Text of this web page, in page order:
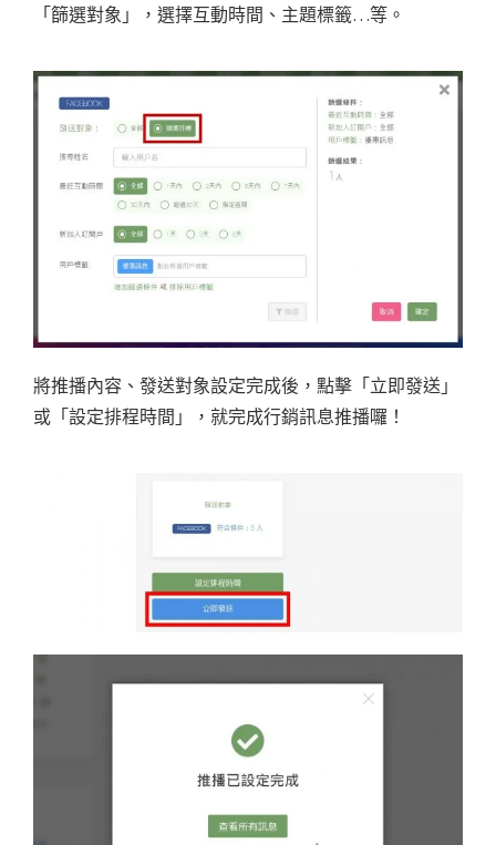
「篩選對象」，選擇互動時間、主題標籤…等。
將推播內容、發送對象設定完成後，點擊「立即發送」
或「設定排程時間」，就完成行銷訊息推播囉！